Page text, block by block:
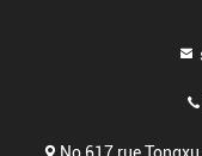
No 617 rue